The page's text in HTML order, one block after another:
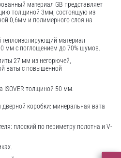
материал GB представляет
толщиной 3мм, состоящую из
0,6мм и полимерного слоя на
материал
мм с поглощением до 70% шумов.
27 мм из негорючей,
ваты с повышенной
ISOVER толщиной 50 мм.
коробки: минеральная вата
плоский по периметру полотна и V-